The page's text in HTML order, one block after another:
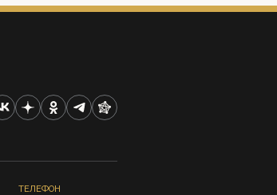
ТЕЛЕФОН